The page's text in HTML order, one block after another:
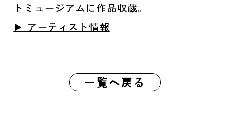
トミュージアムに作品収蔵。
▶ アーティスト情報
一覧へ戻る